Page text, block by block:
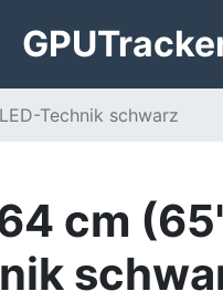
GPU
Technik schwarz
cm